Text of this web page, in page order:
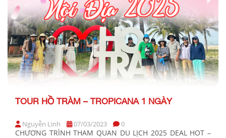
TOUR HỒ TRÀM – TROPICANA 1 NGÀY
Nguyễn Linh 07/03/2023 0
CHƯƠNG TRÌNH THAM QUAN DU LỊCH 2025 DEAL HOT –